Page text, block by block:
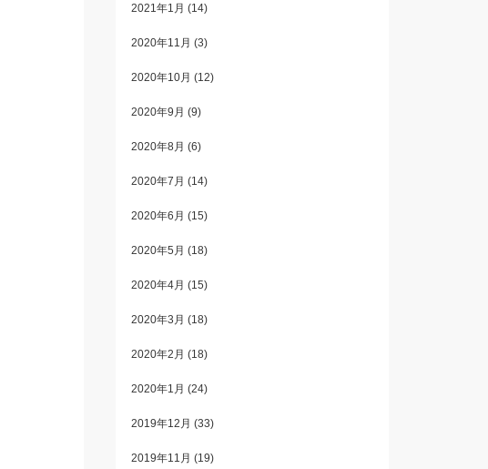
2021年1月 (14)
2020年11月 (3)
2020年10月 (12)
2020年9月 (9)
2020年8月 (6)
2020年7月 (14)
2020年6月 (15)
2020年5月 (18)
2020年4月 (15)
2020年3月 (18)
2020年2月 (18)
2020年1月 (24)
2019年12月 (33)
2019年11月 (19)